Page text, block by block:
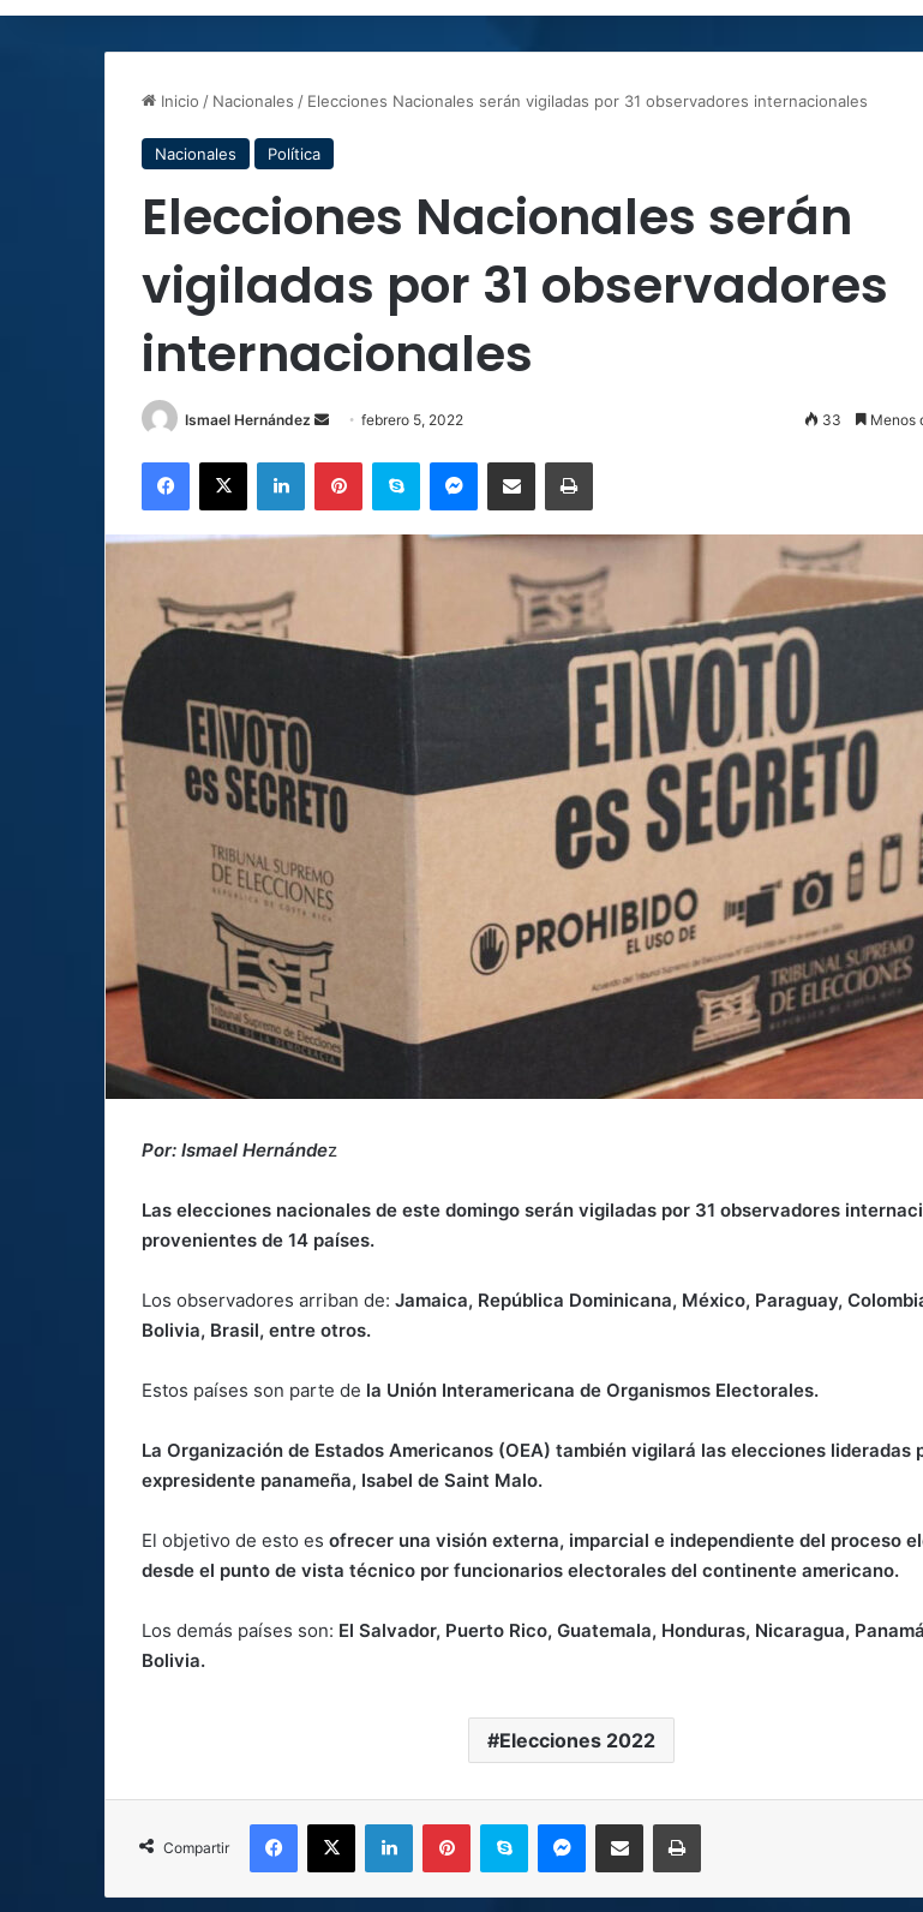
Inicio / Nacionales / Elecciones Nacionales serán vigiladas por 31 observadores internacionales
Nacionales Política
Elecciones Nacionales serán
vigiladas por 31 observadores
internacionales
Ismael Hernández
Send
email
febrero 5, 2022 33 Menos
Facebook
X LinkedInPinterestSkype MessengerCompartir por correo electrónicoImprimir
Por: Ismael Hernández
Las elecciones nacionales de este domingo serán vigiladas por 31 observadores
provenientes de 14 países.
Los observadores arriban de: Jamaica, República Dominicana, México, Paraguay,
Bolivia, Brasil, entre otros.
Estos países son parte de la Unión Interamericana de Organismos Electorales.
La Organización de Estados Americanos (OEA) también vigilará las elecciones lideradas
expresidente panameña, Isabel de Saint Malo.
El objetivo de esto es ofrecer una visión externa, imparcial e independiente del proceso
desde el punto de vista técnico por funcionarios electorales del continente americano.
Los demás países son: El Salvador, Puerto Rico, Guatemala, Honduras, Nicaragua,
Bolivia.
Elecciones 2022
Compartir
Facebook
X LinkedInPinterestSkype MessengerCompartir por correo electrónicoImprimir